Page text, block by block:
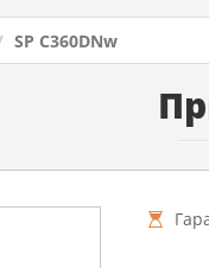
SP C360DNw